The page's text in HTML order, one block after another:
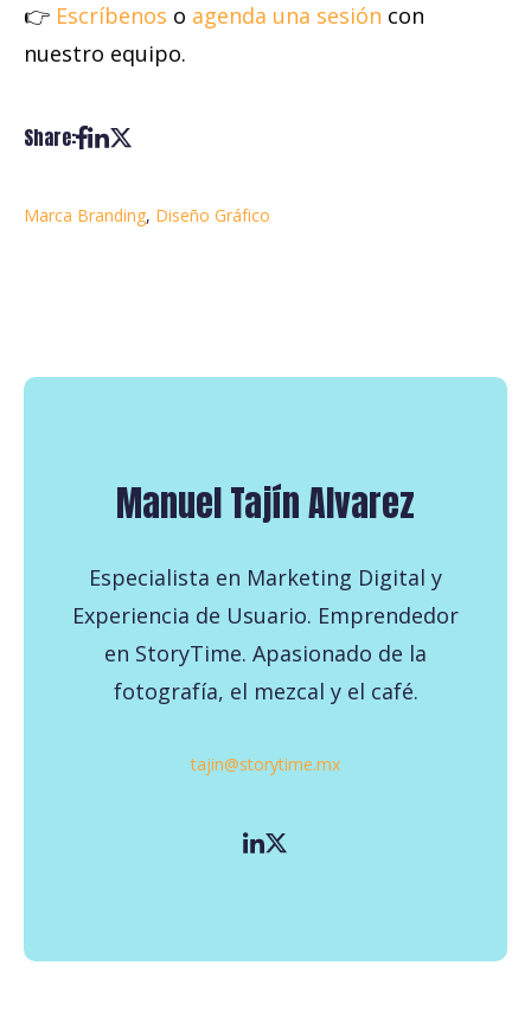
👉 Escríbenos o agenda una sesión con
nuestro equipo.
Share:
Marca Branding, Diseño Gráfico
Manuel Tajín Alvarez
Especialista en Marketing Digital y
Experiencia de Usuario. Emprendedor
en StoryTime. Apasionado de la
fotografía, el mezcal y el café.
tajin@storytime.mx